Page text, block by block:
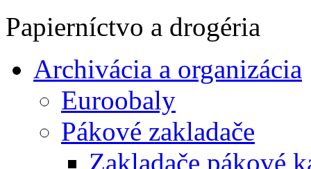
Papierníctvo a drogéria
Archivácia a organizácia
Euroobaly
Pákové zakladače
Zakladače pákové